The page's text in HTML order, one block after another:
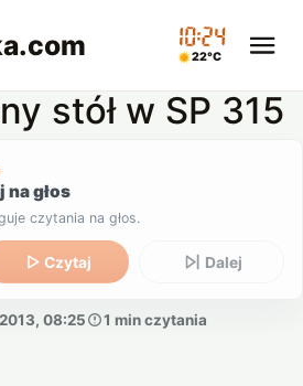
.com 10:24
22°C
stół w SP 315
na głos
czytania na głos.
Czytaj Dalej
08:25
1 min czytania